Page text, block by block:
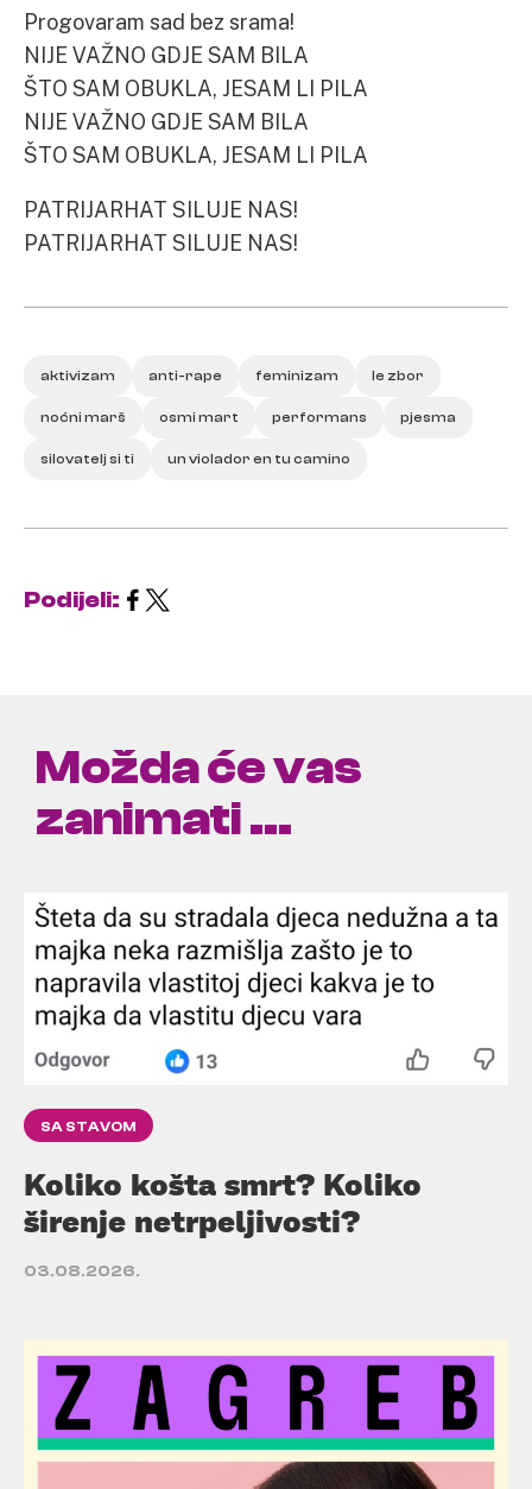
Progovaram sad bez srama!
NIJE VAŽNO GDJE SAM BILA
ŠTO SAM OBUKLA, JESAM LI PILA
NIJE VAŽNO GDJE SAM BILA
ŠTO SAM OBUKLA, JESAM LI PILA
PATRIJARHAT SILUJE NAS!
PATRIJARHAT SILUJE NAS!
aktivizam anti-rape feminizam le zbor
noćni marš osmi mart performans pjesma
silovatelj si ti un violador en tu camino
Podijeli:
Možda će vas
zanimati ...
SA STAVOM
Koliko košta smrt? Koliko
širenje netrpeljivosti?
03.08.2026.